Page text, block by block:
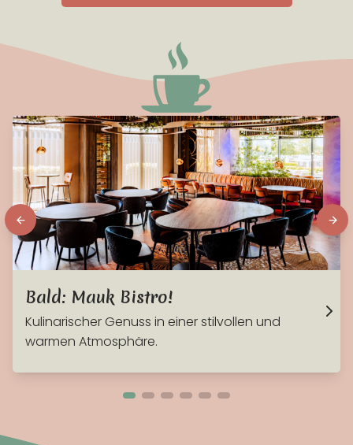
Bald: Mauk Bistro!
Kulinarischer Genuss in einer stilvollen und
warmen Atmosphäre.